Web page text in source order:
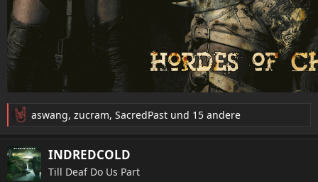
R
e
a
k
t
aswang, zucram, SacredPast und 15 andere
INDREDCOLD
Till Deaf Do Us Part